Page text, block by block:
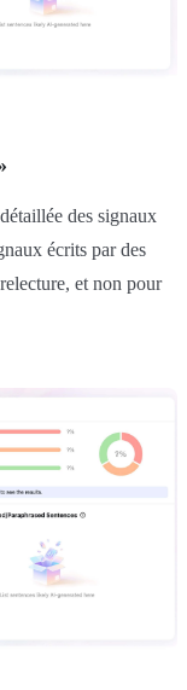
des signaux
écrits par des
et non pour